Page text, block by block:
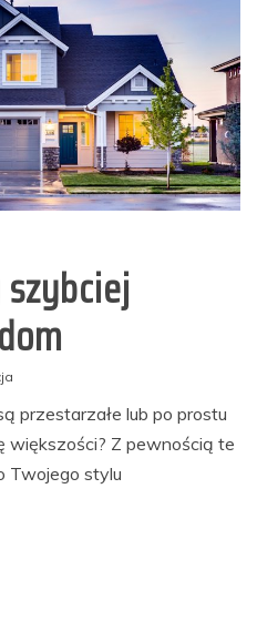
przestarzałe lub po prostu
większości? Z pewnością te
Twojego stylu